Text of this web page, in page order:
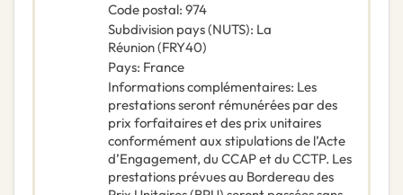
Code postal: 974
Subdivision pays (NUTS): La
Réunion(FRY40)
Pays: France
Informations complémentaires: Les
prestations seront rémunérées par des
prix forfaitaires et des prix unitaires
conformément aux stipulations de l’Acte
d’Engagement, du CCAP et du CCTP. Les
prestations prévues au Bordereau des